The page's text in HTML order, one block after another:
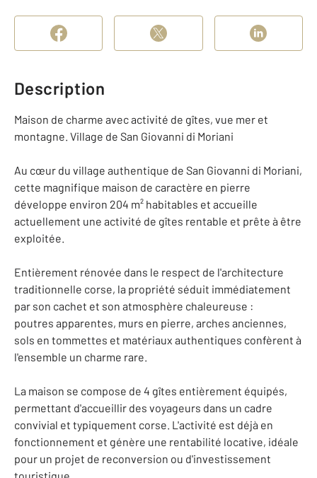
Description
Maison de charme avec activité de gîtes, vue mer et
montagne. Village de San Giovanni di Moriani
Au cœur du village authentique de San Giovanni di Moriani,
cette magnifique maison de caractère en pierre
développe environ 204 m² habitables et accueille
actuellement une activité de gîtes rentable et prête à être
exploitée.
Entièrement rénovée dans le respect de l'architecture
traditionnelle corse, la propriété séduit immédiatement
par son cachet et son atmosphère chaleureuse :
poutres apparentes, murs en pierre, arches anciennes,
sols en tommettes et matériaux authentiques confèrent à
l'ensemble un charme rare.
La maison se compose de 4 gîtes entièrement équipés,
permettant d'accueillir des voyageurs dans un cadre
convivial et typiquement corse. L'activité est déjà en
fonctionnement et génère une rentabilité locative, idéale
pour un projet de reconversion ou d'investissement